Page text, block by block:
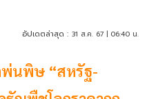
อัปเดตล่าสุด : 31 ส.ค. 67 | 06:40 น.
พ่นพิษ “สหรัฐ-